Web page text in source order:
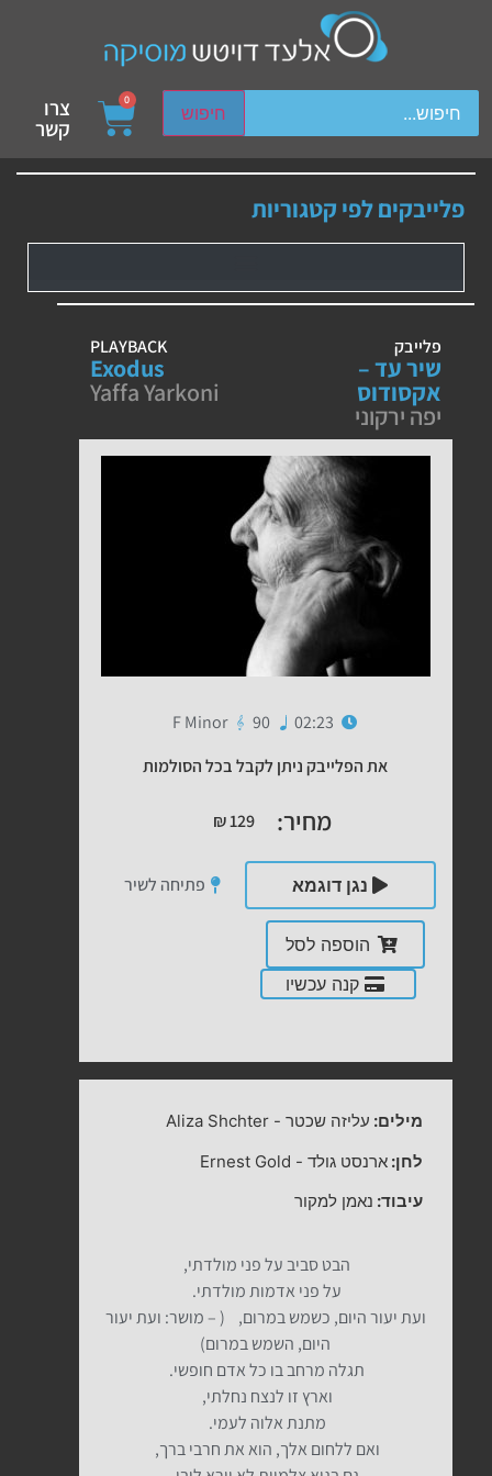
חיפוש
device users, explore by touch or with swipe gestures.
0 צרו
קשר
פלייבקים לפי קטגוריות
פלייבק
שיר עד –
אקסודוס
יפה ירקוני
PLAYBACK
Exodus
Yaffa Yarkoni
02:23
90
F Minor
את הפלייבק ניתן לקבל בכל הסולמות
מחיר: ₪129
נגן דוגמא פתיחה לשיר
הוספה לסל
קנה עכשיו
מילים: עליזה שכטר -
Aliza Shchter
לחן:ארנסט גולד -
Ernest Gold
עיבוד: נאמן למקור
הבט סביב על פני מולדתי,
על פני אדמות מולדתי.
ועת יעור היום, כשמש במרום, ( – מושר: ועת יעור
היום, השמש במרום)
תגלה מרחב בו כל אדם חופשי.
וארץ זו לנצח נחלתי,
מתנת אלוה לעמי.
ואם ללחום אלך, הוא את חרבי ברך,